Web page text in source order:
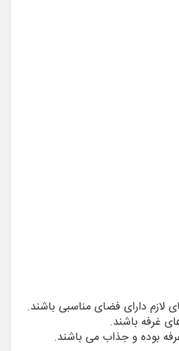
دارای فضای مناسبی باشند.
غرفه باشند.
بوده و جذاب می باشند.